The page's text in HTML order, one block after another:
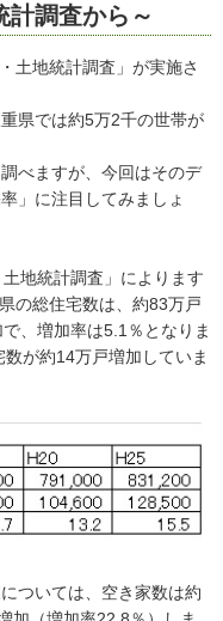
計調査から～
土地統計調査」が実施さ
県では約5万2千の世帯が
べますが、今回はそのデ
」に注目してみましょ
地統計調査」によります
の総住宅数は、約83万戸
、増加率は5.1％となりま
が約14万戸増加していま
ついては、空き家数は約